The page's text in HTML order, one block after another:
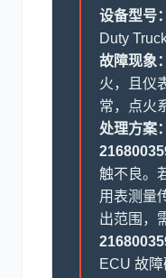
设备型号：
Duty
故障现象：
火，且仪
常，点火
处理方案：
触不良。
用表测量
出范围，
ECU 故